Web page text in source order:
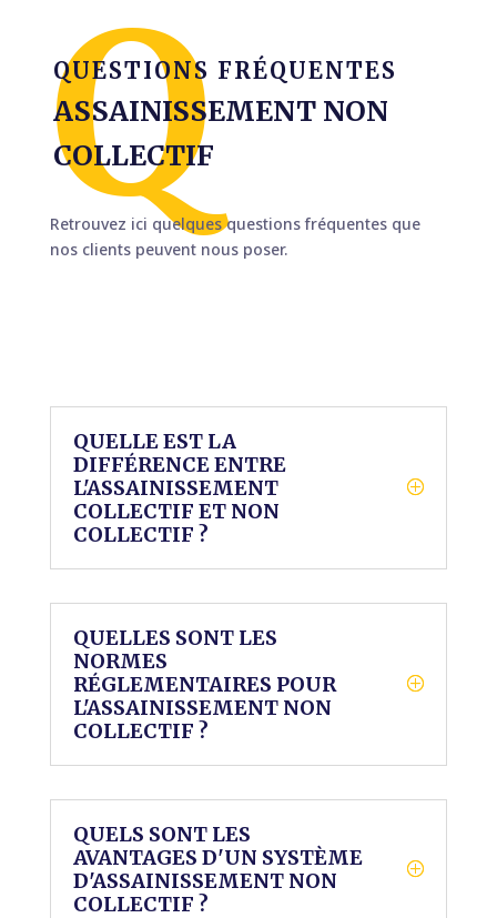
QUESTIONS FRÉQUENTES
ASSAINISSEMENT NON
COLLECTIF
Retrouvez ici quelques questions fréquentes que
nos clients peuvent nous poser.
QUELLE EST LA
DIFFÉRENCE ENTRE
L'ASSAINISSEMENT
COLLECTIF ET NON
COLLECTIF ?
QUELLES SONT LES
NORMES
RÉGLEMENTAIRES POUR
L'ASSAINISSEMENT NON
COLLECTIF ?
QUELS SONT LES
AVANTAGES D'UN SYSTÈME
D'ASSAINISSEMENT NON
COLLECTIF ?